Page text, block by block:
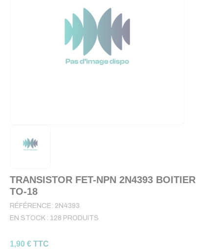
TRANSISTOR FET-NPN 2N4393 BOITIER
TO-18
RÉFÉRENCE: 2N4393
EN STOCK : 128 PRODUITS
1,90 € TTC